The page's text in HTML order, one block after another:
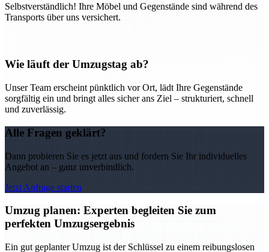
Selbstverständlich! Ihre Möbel und Gegenstände sind während des
Transports über uns versichert.
Wie läuft der Umzugstag ab?
Unser Team erscheint pünktlich vor Ort, lädt Ihre Gegenstände
sorgfältig ein und bringt alles sicher ans Ziel – strukturiert, schnell
und zuverlässig.
Alle Fragen geklärt?
Dann probieren Sie es jetzt aus und fordern Sie Ihr individuelles
Angebot an – ganz unverbindlich.
Jetzt Anfrage starten
Umzug planen: Experten begleiten Sie zum
perfekten Umzugsergebnis
Ein gut geplanter Umzug ist der Schlüssel zu einem reibungslosen